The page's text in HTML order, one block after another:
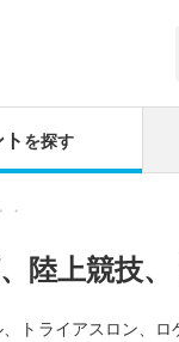
を探す
陸上競技
トライアスロン、